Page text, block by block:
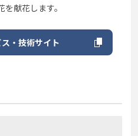
献花します。
・技術サイト